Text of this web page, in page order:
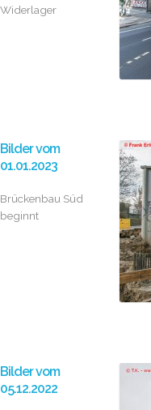
Widerlager
Bilder vom
01.01.2023
Brückenbau Süd
beginnt
Bilder vom
05.12.2022